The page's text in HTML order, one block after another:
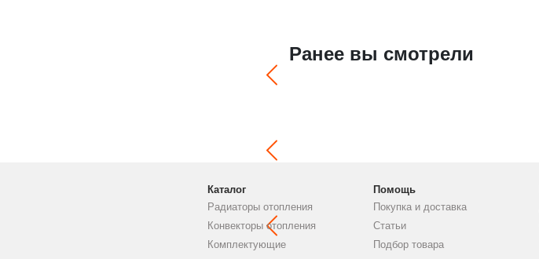
Ранее вы смотрели
Каталог
Радиаторы отопления
Конвекторы отопления
Комплектующие
Помощь
Покупка и доставка
Статьи
Подбор товара